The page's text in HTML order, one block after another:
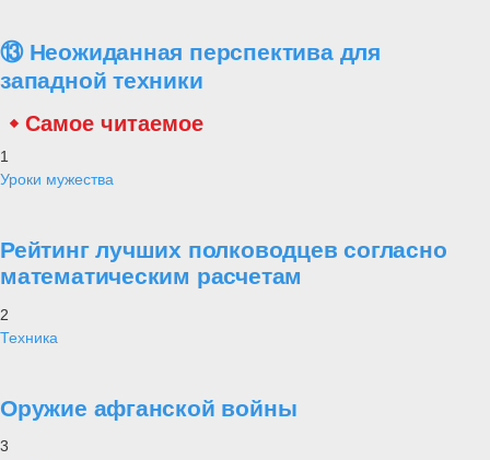
⑬ Неожиданная перспектива для
западной техники
Самое читаемое
1
Уроки мужества
Рейтинг лучших полководцев согласно
математическим расчетам
2
Техника
Оружие афганской войны
3